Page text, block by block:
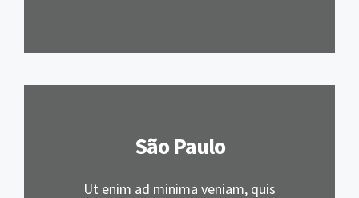
São Paulo
Ut enim ad minima veniam, quis